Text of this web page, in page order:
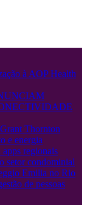
à AOP Health
Thornton
e energia
regionais
setor condominial
Emilia no Rio
de pessoas